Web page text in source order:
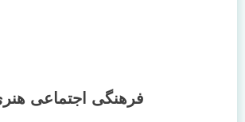
فرهنگی اجتماعی